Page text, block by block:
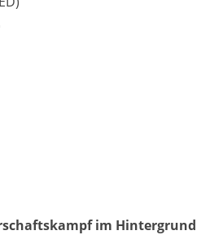
im Hintergrund
Dienste
können, werden von diesen ggf.
kann bei Bedarf einzeln